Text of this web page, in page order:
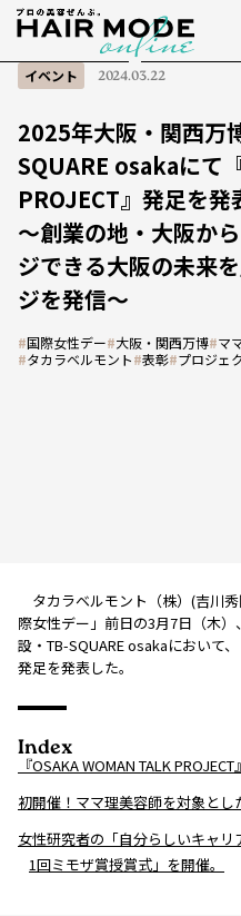
イベント 2024.03.22
2025年大阪・関西万
SQUARE osakaにて
PROJECT』発足を発
～創業の地・大阪か
ジできる大阪の未来
ジを発信～
#国際女性デー#大阪・関西万博#マ
#タカラベルモント#表彰#プロジェ
タカラベルモント（株）(吉川
際女性デー」前日の3月7日（木
設・TB-SQUARE osakaにおいて、
発足を発表した。
Index
『OSAKA WOMAN TALK
初開催！ママ理美容師を対象と
女性研究者の「自分らしいキャ
1回ミモザ賞授賞式」を開催。